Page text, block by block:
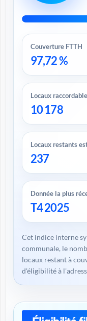
Couverture FTTH
97,72 %
Locaux
10 178
Locaux restants
237
Donnée la plus
T4 2025
Cet indice interne
communale, le
locaux restant à
d'éligibilité à